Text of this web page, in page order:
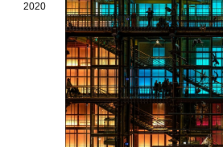
2020